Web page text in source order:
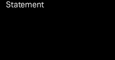
Statement